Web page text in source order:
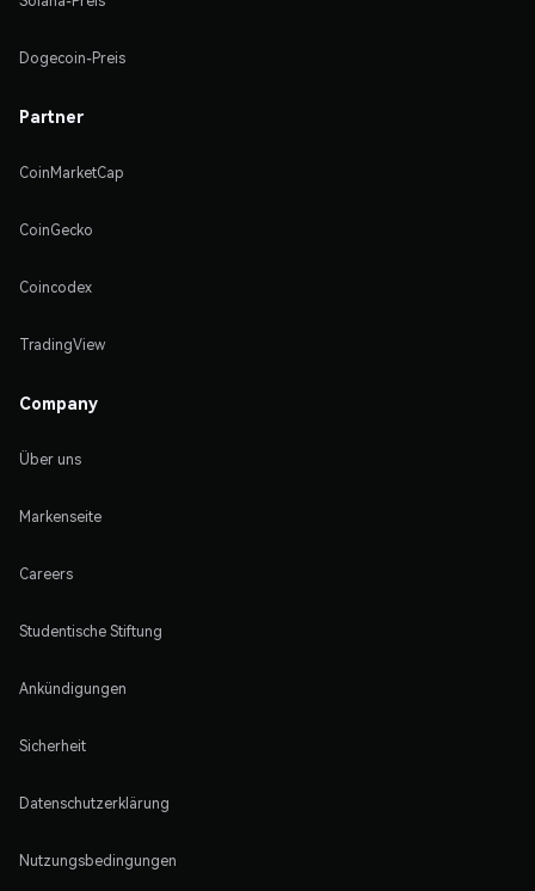
Dogecoin-Preis
Partner
CoinMarketCap
CoinGecko
Coincodex
TradingView
Company
Über uns
Markenseite
Careers
Studentische Stiftung
Ankündigungen
Sicherheit
Datenschutzerklärung
Nutzungsbedingungen